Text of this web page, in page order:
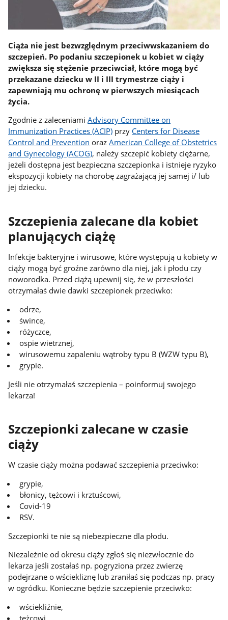
Ciąża nie jest bezwzględnym przeciwwskazaniem do
szczepień. Po podaniu szczepionek u kobiet w ciąży
zwiększa się stężenie przeciwciał, które mogą być
przekazane dziecku w II i III trymestrze ciąży i
zapewniają mu ochronę w pierwszych miesiącach
życia.
Zgodnie z zaleceniamiAdvisory Committee on
Immunization Practices (ACIP) przy Centers for Disease
Control and Prevention orazAmerican College of Obstetrics
and Gynecology (ACOG), należy szczepić kobiety ciężarne,
jeżeli dostępna jest bezpieczna szczepionka i istnieje ryzyko
ekspozycji kobiety na chorobę zagrażającą jej samej i/ lub
jej dziecku.
Szczepienia zalecane dla kobiet
planujących ciążę
Infekcje bakteryjne i wirusowe, które występują u kobiety w
ciąży mogą być groźne zarówno dla niej, jak i płodu czy
noworodka. Przed ciążą upewnij się, że w przeszłości
otrzymałaś dwie dawki szczepionek przeciwko:
odrze,
śwince,
różyczce,
ospie wietrznej,
wirusowemu zapaleniu wątroby typu B (WZW typu B),
grypie.
Jeśli nie otrzymałaś szczepienia – poinformuj swojego
lekarza!
Szczepionki zalecane w czasie
ciąży
W czasie ciąży można podawać szczepienia przeciwko:
grypie,
błonicy, tężcowi i krztuścowi,
Covid-19
RSV.
Szczepionki te nie są niebezpieczne dla płodu.
Niezależnie od okresu ciąży zgłoś się niezwłocznie do
lekarza jeśli zostałaś np. pogryziona przez zwierzę
podejrzane o wściekliznę lub zraniłaś się podczas np. pracy
w ogródku. Konieczne będzie szczepienie przeciwko:
wściekliźnie,